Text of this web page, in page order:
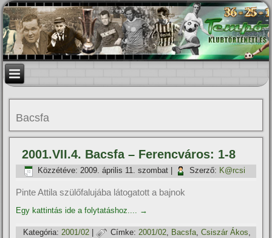
Bacsfa
2001.VII.4. Bacsfa – Ferencváros: 1-8
Közzétéve: 2009. április 11. szombat Szerző: K@rcsi
Pinte Attila szülőfalujába látogatott a bajnok
Egy kattintás ide a folytatáshoz.... →
Kategória: 2001/02 | Címke: 2001/02, Bacsfa,Csiszár Ákos,